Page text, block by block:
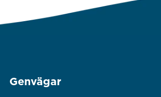
Genvägar